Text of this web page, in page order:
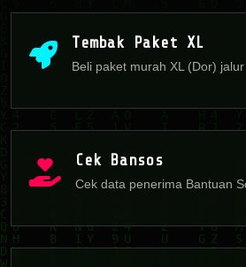
Tembak Paket XL
Beli paket murah XL (Dor)
Cek Bansos
Cek data penerima Bantuan